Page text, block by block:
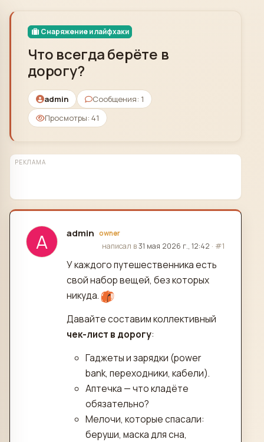
Снаряжение и лайфхаки
Что всегда берёте в
дорогу?
admin
Сообщения: 1
Просмотры: 41
РЕКЛАМА
A admin owner
отредактировано
написал в31 мая 2026 г., 12:42 · #1
У каждого путешественника есть
свой набор вещей, без которых
никуда.
Давайте составим коллективный
чек-лист в дорогу:
Гаджеты и зарядки (power
bank, переходники, кабели).
Аптечка — что кладёте
обязательно?
Мелочи, которые спасали:
беруши, маска для сна,